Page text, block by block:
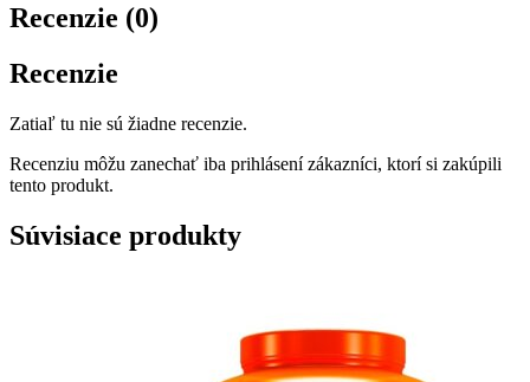
Recenzie (0)
Recenzie
Zatiaľ tu nie sú žiadne recenzie.
Recenziu môžu zanechať iba prihlásení zákazníci, ktorí si zakúpili
tento produkt.
Súvisiace produkty